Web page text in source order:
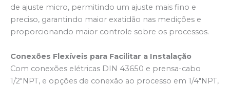
de ajuste micro, permitindo um ajuste mais fino e
preciso, garantindo maior exatidão nas medições e
proporcionando maior controle sobre os processos.
Conexões Flexíveis para Facilitar a Instalação
Com conexões elétricas DIN 43650 e prensa-cabo
1/2″NPT, e opções de conexão ao processo em 1/4″NPT,